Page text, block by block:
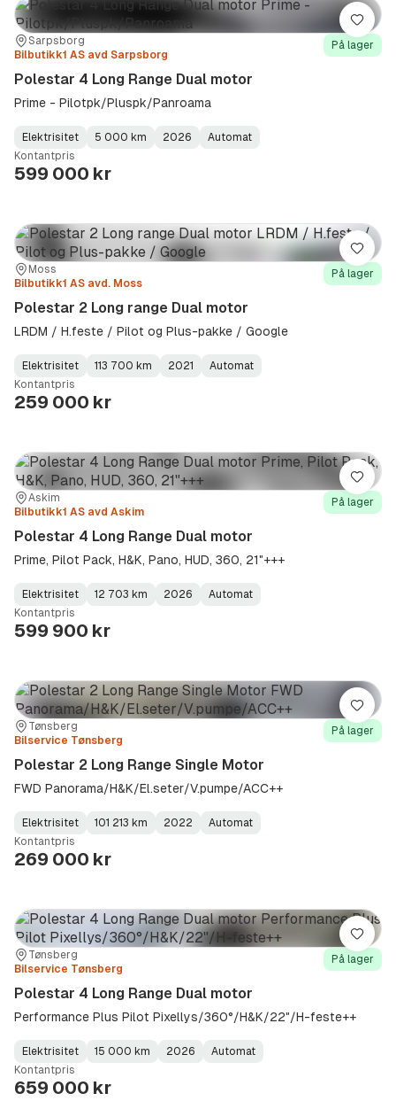
Sted:
Sarpsborg
Forhandler:
Bilbutikk1 AS avd Sarpsborg
På lager
Polestar 4 Long Range Dual motor
Prime - Pilotpk/Pluspk/Panroama
Fuel
Type:
Elektrisitet
Kilometerstand:
5 000 km
Model
Year:
2026
Gearbox
Type:
Automat
Kontantpris
599 000 kr
Lagre
Sted:
Moss
Forhandler:
Bilbutikk1 AS avd. Moss
På lager
Polestar 2 Long range Dual motor
LRDM / H.feste / Pilot og Plus-pakke / Google
Fuel
Type:
Elektrisitet
Kilometerstand :
113 700 km
Model
Year:
2021
Gearbox
Type:
Automat
Kontantpris
259 000 kr
Lagre
Sted:
Askim
Forhandler:
Bilbutikk1 AS avd Askim
På lager
Polestar 4 Long Range Dual motor
Prime, Pilot Pack, H&K, Pano, HUD, 360, 21"+++
Fuel
Type:
Elektrisitet
Kilometerstand :
12 703 km
Model
Year:
2026
Gearbox
Type:
Automat
Kontantpris
599 900 kr
Lagre
Sted:Tønsberg
Forhandler:
Bilservice Tønsberg
På lager
Polestar 2 Long Range Single Motor
FWD Panorama/H&K/El.seter/V.pumpe/ACC++
Fuel
Type:
Elektrisitet
Kilometerstand:
101 213 km
Model
Year:
2022
Gearbox
Type:
Automat
Kontantpris
269 000 kr
Lagre
Sted:Tønsberg
Forhandler:
Bilservice Tønsberg
På lager
Polestar 4 Long Range Dual motor
Performance Plus Pilot Pixellys/360°/H&K/22"/H-feste++
Fuel
Type:
Elektrisitet
Kilometerstand:
15 000 km
Model
Year:
2026
Gearbox
Type:
Automat
Kontantpris
659 000 kr
Lagre